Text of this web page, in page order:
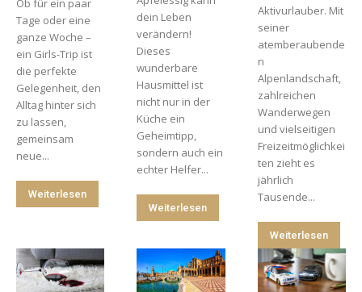
Ob für ein paar
Tage oder eine
ganze Woche –
ein Girls-Trip ist
die perfekte
Gelegenheit, den
Alltag hinter sich
zu lassen,
gemeinsam
neue...
Weiterlesen
dein Leben
verändern!
Dieses
wunderbare
Hausmittel ist
nicht nur in der
Küche ein
Geheimtipp,
sondern auch ein
echter Helfer...
Weiterlesen
Aktivurlauber. Mit
seiner
atemberaubende
n
Alpenlandschaft,
zahlreichen
Wanderwegen
und vielseitigen
Freizeitmöglichkei
ten zieht es
jährlich
Tausende...
Weiterlesen